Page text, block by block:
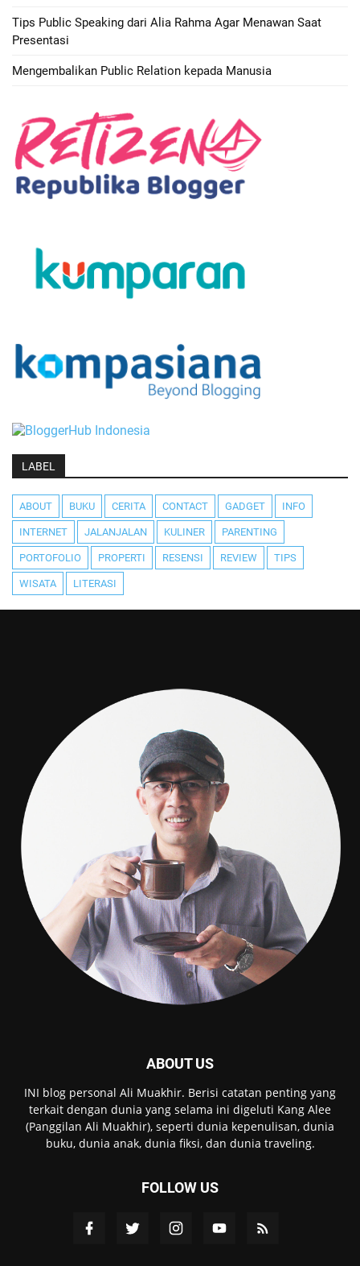
Tips Public Speaking dari Alia Rahma Agar Menawan Saat
Presentasi
Mengembalikan Public Relation kepada Manusia
LABEL
ABOUT BUKU CERITA CONTACT GADGET INFO
INTERNET JALANJALAN KULINER PARENTING
PORTOFOLIO PROPERTI RESENSI REVIEW TIPS
WISATA LITERASI
ABOUT US
INI blog personal Ali Muakhir. Berisi catatan penting yang
terkait dengan dunia yang selama ini digeluti Kang Alee
(Panggilan Ali Muakhir), seperti dunia kepenulisan, dunia
buku, dunia anak, dunia fiksi, dan dunia traveling.
FOLLOW US